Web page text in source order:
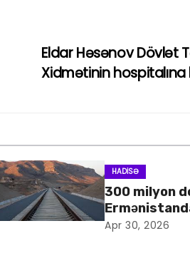
Eldar Həsənov Dövlət
Xidmətinin
HADISƏ
300 milyon
Apr 30, 2026